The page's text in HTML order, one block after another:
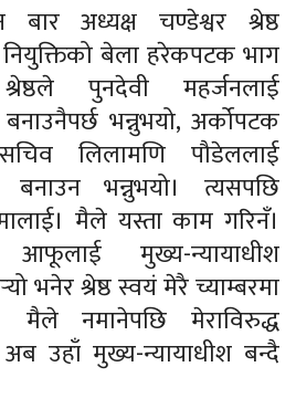
बार अध्यक्ष चण्डेश्वर श्रेष्ठ
नियुक्तिको बेला हरेकपटक भाग
पुनदेवी महर्जनलाई
भन्नुभयो, अर्कोपटक
लिलामणि पौडेललाई
बनाउन भन्नुभयो। त्यसपछि
मैले यस्ता काम गरिनँ।
आफूलाई मुख्य-न्यायाधीश
भनेर श्रेष्ठ स्वयं मेरै च्याम्बरमा
मैले नमानेपछि मेराविरुद्ध
अब उहाँ मुख्य-न्यायाधीश बन्दै